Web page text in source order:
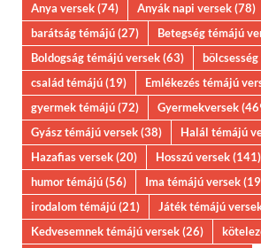
Anya versek(74) Anyák napi versek(78)
barátság témájú(27) Betegség témájú
Boldogság témájú versek(63)
család témájú(19) Emlékezés témájú
gyermek témájú(72) Gyermekversek
Gyász témájú versek(38) Halál témájú
Hazafias versek(20) Hosszú versek(141)
humor témájú(56) Ima témájú versek
irodalom témájú(21) Játék témájú
Kedvesemnek témájú versek(26)